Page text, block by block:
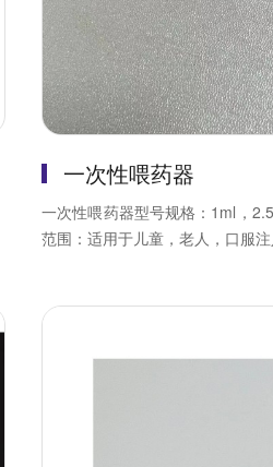
一次性喂药器
一次性喂药器型号规格：1ml，
范围：适用于儿童，老人，口服注